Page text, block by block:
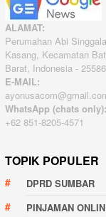
ALAMAT:
Perumahan Abi
Kasang, Kecamatan
Barat, Indonesia - 25586
E-MAIL:
WhatsApp (chats only):
+62 851-8205-4571
TOPIK POPULER
DPRD SUMBAR
PINJAMAN